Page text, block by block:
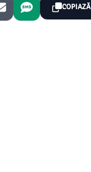
COPIAZĂ